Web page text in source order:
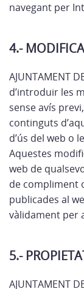
navegant per
4.-
AJUNTAMENT
d’introduir les
sense avís
continguts
d’ús del web o
Aquestes
web de
de compliment
publicades al
vàlidament per
5.-
AJUNTAMENT